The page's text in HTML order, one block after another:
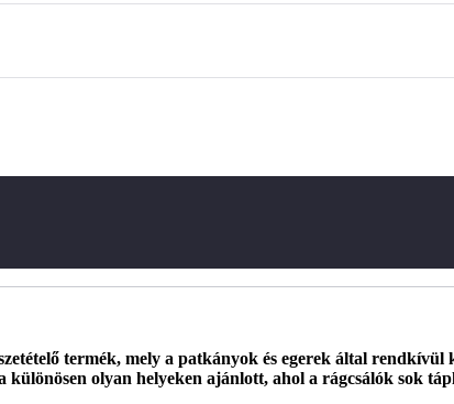
termék, mely a patkányok és egerek által rendkívül
különösen olyan helyeken ajánlott, ahol a rágcsálók sok